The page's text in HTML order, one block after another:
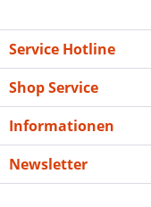
Service Hotline
Shop Service
Informationen
Newsletter